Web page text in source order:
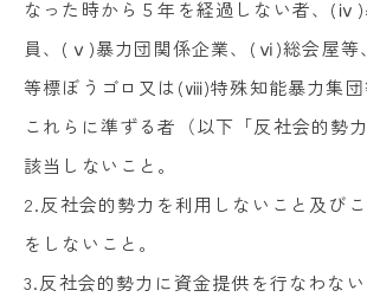
なった時から５年を経過しない者、
員、(ⅴ)暴力団関係企業、(ⅵ)総会屋等
等標ぼうゴロ又は(ⅷ)特殊知能暴力集
これらに準ずる者（以下「反社会的勢
該当しないこと。
2.反社会的勢力を利用しないこと及び
をしないこと。
3.反社会的勢力に資金提供を行なわな